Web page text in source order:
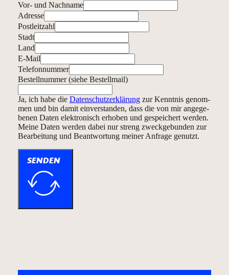
Vor- und Nachname
Adresse
Postleitzahl
Stadt
Land
E-Mail
Telefonnummer
Bestellnummer (siehe Bestellmail)
Ja, ich habe die Daten­schutz­erklärungzur Kenntnis genom­
men und bin damit ein­ver­standen, dass die von mir an­ge­ge­
benen Daten elek­tro­nisch erhoben und gespei­chert werden.
Meine Daten werden dabei nur streng zweck­ge­bunden zur
Be­ar­bei­tung und Be­ant­wortung meiner Anfrage genutzt.
SENDEN